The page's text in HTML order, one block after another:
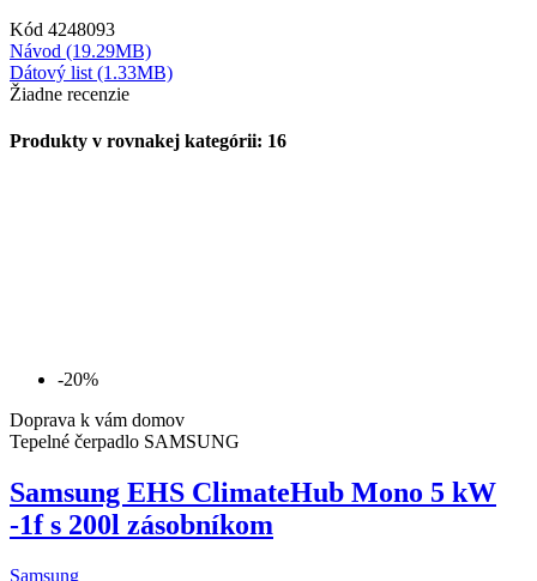
Kód 4248093
Návod (19.29MB)
Dátový list (1.33MB)
Žiadne recenzie
Produkty v rovnakej kategórii: 16
-20%
Doprava k vám domov
Tepelné čerpadlo SAMSUNG
Samsung EHS ClimateHub Mono 5 kW
-1f s 200l zásobníkom
Samsung